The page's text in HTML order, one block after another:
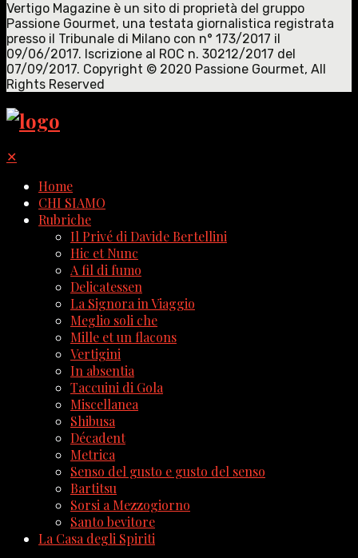
Vertigo Magazine è un sito di proprietà del gruppo
Passione Gourmet, una testata giornalistica registrata
presso il Tribunale di Milano con n° 173/2017 il
09/06/2017. Iscrizione al ROC n. 30212/2017 del
07/09/2017. Copyright © 2020 Passione Gourmet, All
Rights Reserved
✕
Home
CHI SIAMO
Rubriche
Il Privé di Davide Bertellini
Hic et Nunc
A fil di fumo
Delicatessen
La Signora in Viaggio
Meglio soli che
Mille et un flacons
Vertigini
In absentia
Taccuini di Gola
Miscellanea
Shibusa
Décadent
Metrica
Senso del gusto e gusto del senso
Bartitsu
Sorsi a Mezzogiorno
Santo bevitore
La Casa degli Spiriti